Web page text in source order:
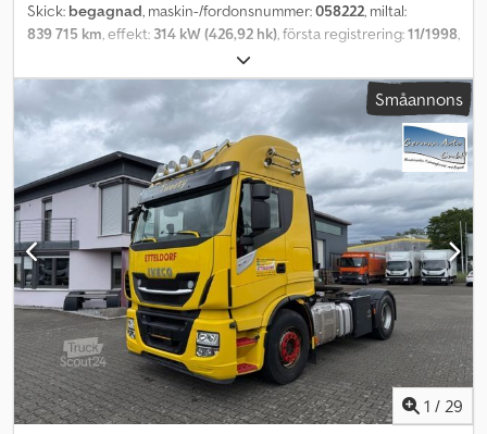
Skick: begagnad, maskin-/fordonsnummer:058222, miltal:
839 715 km, effekt: 314 kW (426,92 hk), första registrering:11/1998,
26 000 kg
axelkonfiguration:3 axlar, hjulbas:4 400 mm, bromsar:
, färg:silver , förarhytt: dagskåp , växeltyp:mekanisk,
fjädring:stål , Tillverkningsår: 1995 , Utrustning:
ABS, farthållare,
hydraulik, luftkonditionering, Mack - Show-lastbil - Superfin!!
===== Standard- och specialutrustning: - 24,5" aluminiumfälgar -
Vertikal rostfri stålavgas (superljud) - Uppvärmda speglar - Tipp-
hydraulik - Camelback-fjädring - Day-Cab - Dubbelram med Jost-
koppling - Fuller-växellåda Mack-motor (Magnum-Renault) -
Motorbroms - Dimljus - Radio/kassett - Tandemaxel -
Luftkonditionering och värme Ingen rost – Florida-fordon – gott
skick. Dksdpfxeyf Edqj Aqijr Fordonet är en USA-import! Pris inkl.
tull och ombyggnad för tysk STZVO och TÜV. Finansiering och
leasing möjligt. Pris utan semitrailer! Merpris för Goldhofer
semitrailer: + 18.000 € + moms. Alla uppgifter utan garanti, med
reservation för ändringar och mellanförsäljning.
Småannons
1 / 29